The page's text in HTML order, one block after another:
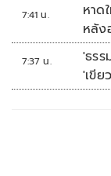
7:41 น.
หาด
หลัง
ข่มขู่
7:37 น.
'ธรร
'เขี